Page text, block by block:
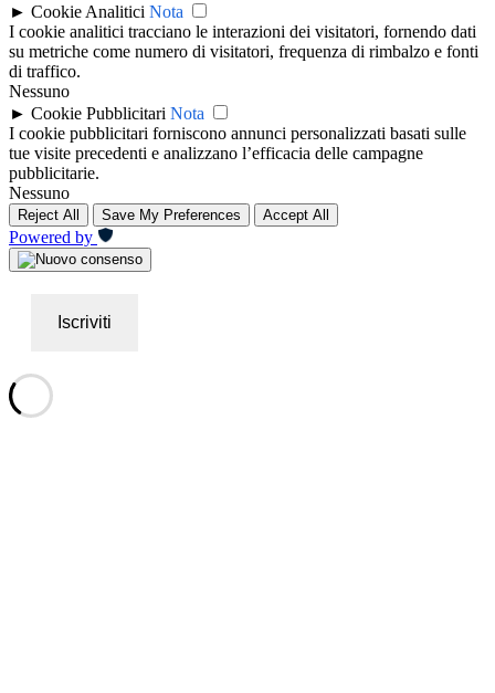
► Cookie Analitici Nota
I cookie analitici tracciano le interazioni dei visitatori, fornendo dati
su metriche come numero di visitatori, frequenza di rimbalzo e fonti
di traffico.
Nessuno
► Cookie Pubblicitari Nota
I cookie pubblicitari forniscono annunci personalizzati basati sulle
tue visite precedenti e analizzano l’efficacia delle campagne
pubblicitarie.
Nessuno
Reject All Save My Preferences Accept All
Powered by
Iscriviti